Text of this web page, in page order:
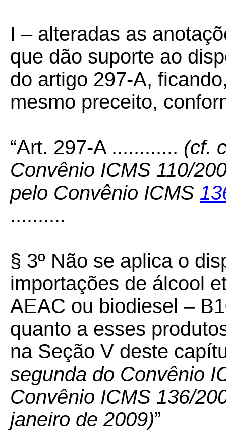
I – alteradas as
que dão suporte ao
do artigo 297-A,
mesmo preceito,
“Art. 297-A ............ (cf.
Convênio ICMS 110/
pelo Convênio ICMS
..........
§ 3º Não se aplica o
importações de álcool
AEAC ou biodiesel –
quanto a esses
na Seção V deste
segunda do Convênio
Convênio ICMS 136/
janeiro de 2009)”